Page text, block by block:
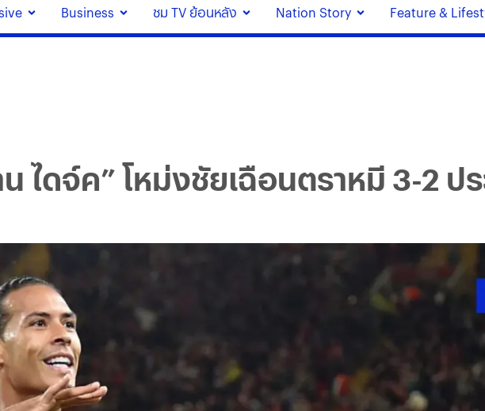
Business ชม TV ย้อนหลัง Nation Story Feature &
ไดจ์ค” โหม่งชัยเฉือนตราหมี 3-2 ปร